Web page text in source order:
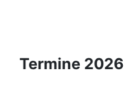
Termine 2026